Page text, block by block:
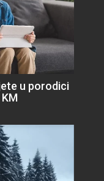
u porodici